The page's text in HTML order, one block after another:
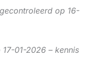
op 16-
01-2026 – kennis